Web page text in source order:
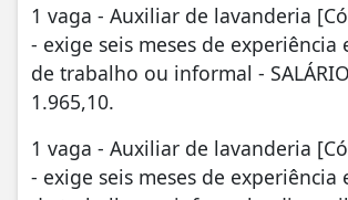
1 vaga - Auxiliar de lavanderia
- exige seis meses de experiência
de trabalho ou informal -
1.965,10.
1 vaga - Auxiliar de lavanderia
- exige seis meses de experiência